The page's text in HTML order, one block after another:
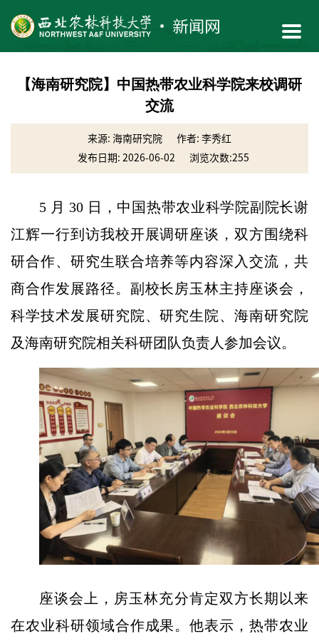
【海南研究院】中国热带农业科学院来校调研
交流
来源: 海南研究院
作者: 李秀红
发布日期: 2026-06-02
浏览次数:255
5 月 30 日，中国热带农业科学院副院长谢
江辉一行到访我校开展调研座谈，双方围绕科
研合作、研究生联合培养等内容深入交流，共
商合作发展路径。副校长房玉林主持座谈会，
科学技术发展研究院、研究生院、海南研究院
及海南研究院相关科研团队负责人参加会议。
座谈会上，房玉林充分肯定双方长期以来
在农业科研领域合作成果。他表示，热带农业